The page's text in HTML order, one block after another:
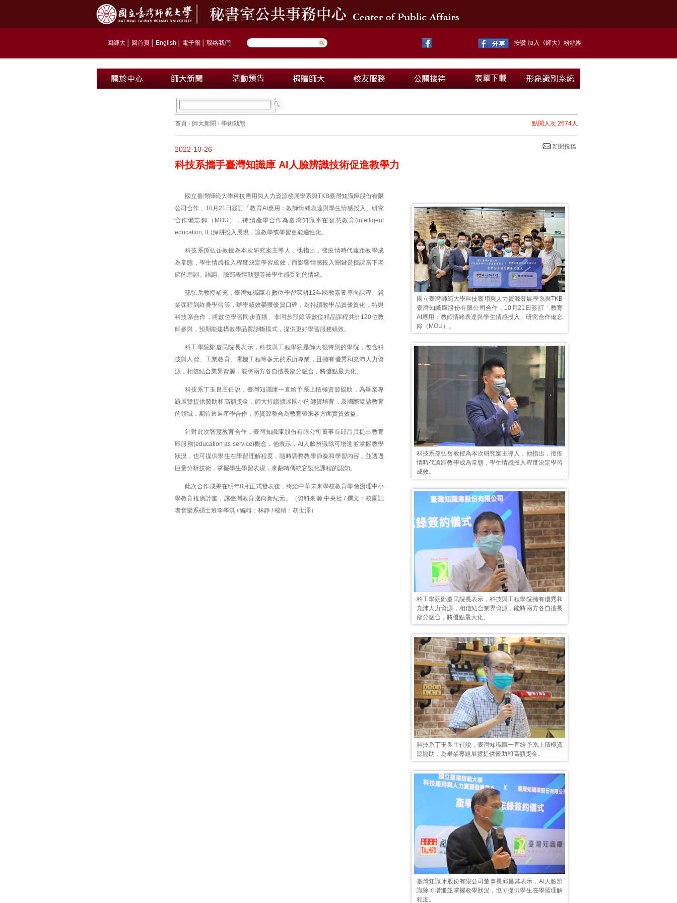
回師大 回首頁 English 電子報 聯絡我們 按讚 加入《師大》粉絲團
首頁 › 師大新聞 › 學術動態 點閱人次:2674人
新聞投稿
2022-10-26
科技系攜手臺灣知識庫 AI人臉辨識技術促進教學力
國立臺灣師範大學科技應用與人力資源發展學系與TKB
臺灣知識庫股份有限公司合作，10月21日簽訂「教育
AI應用：教師情緒表達與學生情感投入」研究合作備忘
錄（MOU）。
科技系孫弘岳教授為本次研究案主導人，他指出，後疫
情時代遠距教學成為常態，學生情感投入程度決定學習
成效。
科工學院鄭慶民院長表示，科技與工程學院擁有優秀和
充沛人力資源，相信結合業界資源，能將兩方各自擅長
部分融合，將優點最大化。
科技系丁玉良主任說，臺灣知識庫一直給予系上積極資
源協助，為畢業專題展覽提供贊助和高額獎金。
臺灣知識庫股份有限公司董事長邱昌其表示，AI人臉辨
識除可增進並掌握教學狀況，也可提供學生在學習理解
程度。
國立臺灣師範大學科技應用與人力資源發展學系與TKB臺灣知識庫股份有限
公司合作，10月21日簽訂「教育AI應用：教師情緒表達與學生情感投入」研究
合作備忘錄（MOU），持續產學合作為臺灣知識庫在智慧教育(intelligent
education, IE)深耕投入展現，讓教學或學習更能適性化。
科技系孫弘岳教授為本次研究案主導人，他指出，後疫情時代遠距教學成
為常態，學生情感投入程度決定學習成效，而影響情感投入關鍵是授課當下老
師的用詞、語調、臉部表情動態等被學生感受到的情緒。
孫弘岳教授補充，臺灣知識庫在數位學習深耕12年國教素養導向課程、就
業課程到終身學習等，辦學績效榮獲優質口碑，為持續教學品質優質化，特與
科技系合作，將數位學習同步直播、非同步預錄等數位精品課程共計120位教
師參與，預期能建構教學品質診斷模式，提供更好學習服務績效。
科工學院鄭慶民院長表示，科技與工程學院是師大很特別的學院，包含科
技與人資、工業教育、電機工程等多元的系所專業，且擁有優秀和充沛人力資
源，相信結合業界資源，能將兩方各自擅長部分融合，將優點最大化。
科技系丁玉良主任說，臺灣知識庫一直給予系上積極資源協助，為畢業專
題展覽提供贊助和高額獎金，師大持續擴展國小的師資培育，及國際雙語教育
的領域，期待透過產學合作，將資源整合為教育帶來各方面實質效益。
針對此次智慧教育合作，臺灣知識庫股份有限公司董事長邱昌其提出教育
即服務(education as service)概念，他表示，AI人臉辨識除可增進並掌握教學
狀況，也可提供學生在學習理解程度，隨時調整教學節奏和學習內容，並透過
巨量分析技術，掌握學生學習表現，來翻轉傳統客製化課程的認知。
此次合作成果在明年8月正式發表後，將給中華未來學校教育學會辦理中小
學教育推廣計畫，讓臺灣教育邁向新紀元。（資料來源:中央社 / 撰文：校園記
者音樂系碩士班李學淇 / 編輯：林靜 / 核稿：胡世澤）